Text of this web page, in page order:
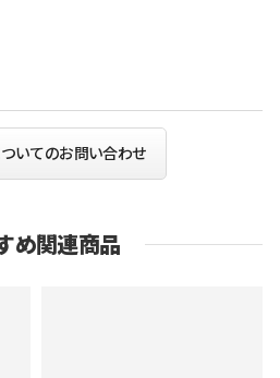
いてのお問い合わせ
め関連商品